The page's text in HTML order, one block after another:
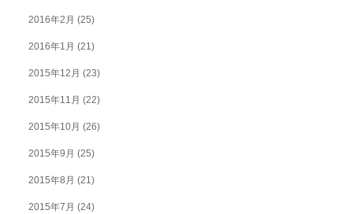
2016年2月 (25)
2016年1月 (21)
2015年12月 (23)
2015年11月 (22)
2015年10月 (26)
2015年9月 (25)
2015年8月 (21)
2015年7月 (24)